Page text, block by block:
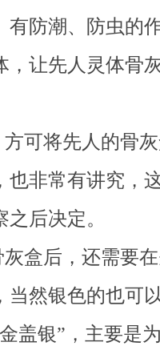
有防潮、防虫的
，让先人灵体骨
可将先人的骨
也非常有讲究，
后决定。
盒后，还需要
当然银色的也可
盖银”，主要是